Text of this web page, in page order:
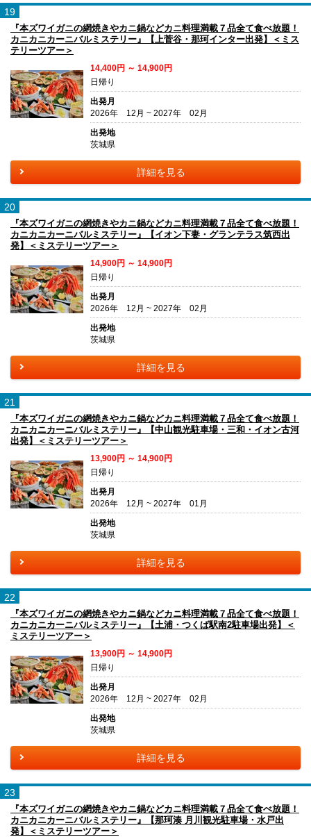
19
『本ズワイガニの網焼きやカニ鍋などカニ料理満載７品全て食べ放題！
カニカニカーニバルミステリー』【上菅谷・那珂インター出発】＜ミス
テリーツアー＞
14,400円 ～ 14,900円
日帰り
出発月
2026年 12月 ~ 2027年 02月
出発地
茨城県
詳細を見る
20
『本ズワイガニの網焼きやカニ鍋などカニ料理満載７品全て食べ放題！
カニカニカーニバルミステリー』【イオン下妻・グランテラス筑西出
発】＜ミステリーツアー＞
14,900円 ～ 14,900円
日帰り
出発月
2026年 12月 ~ 2027年 02月
出発地
茨城県
詳細を見る
21
『本ズワイガニの網焼きやカニ鍋などカニ料理満載７品全て食べ放題！
カニカニカーニバルミステリー』【中山観光駐車場・三和・イオン古河
出発】＜ミステリーツアー＞
13,900円 ～ 14,900円
日帰り
出発月
2026年 12月 ~ 2027年 01月
出発地
茨城県
詳細を見る
22
『本ズワイガニの網焼きやカニ鍋などカニ料理満載７品全て食べ放題！
カニカニカーニバルミステリー』【土浦・つくば駅南2駐車場出発】＜
ミステリーツアー＞
13,900円 ～ 14,900円
日帰り
出発月
2026年 12月 ~ 2027年 02月
出発地
茨城県
詳細を見る
23
『本ズワイガニの網焼きやカニ鍋などカニ料理満載７品全て食べ放題！
カニカニカーニバルミステリー』【那珂湊 月川観光駐車場・水戸出
発】＜ミステリーツアー＞